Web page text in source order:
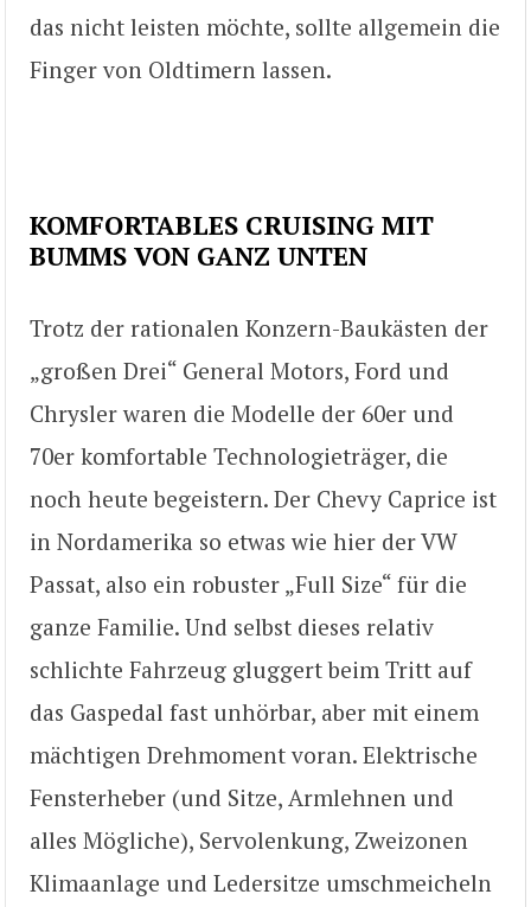
das nicht leisten möchte, sollte allgemein die
Finger von Oldtimern lassen.
KOMFORTABLES CRUISING MIT
BUMMS VON GANZ UNTEN
Trotz der rationalen Konzern-Baukästen der
„großen Drei“ General Motors, Ford und
Chrysler waren die Modelle der 60er und
70er komfortable Technologieträger, die
noch heute begeistern. Der Chevy Caprice ist
in Nordamerika so etwas wie hier der VW
Passat, also ein robuster „Full Size“ für die
ganze Familie. Und selbst dieses relativ
schlichte Fahrzeug gluggert beim Tritt auf
das Gaspedal fast unhörbar, aber mit einem
mächtigen Drehmoment voran. Elektrische
Fensterheber (und Sitze, Armlehnen und
alles Mögliche), Servolenkung, Zweizonen
Klimaanlage und Ledersitze umschmeicheln